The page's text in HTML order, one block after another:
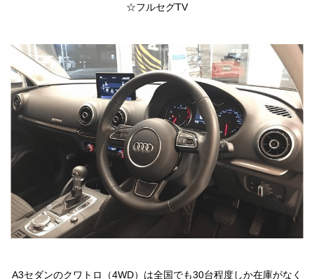
☆フルセグTV
A3セダンのクワトロ（4WD）は全国でも30台程度しか在庫がなく